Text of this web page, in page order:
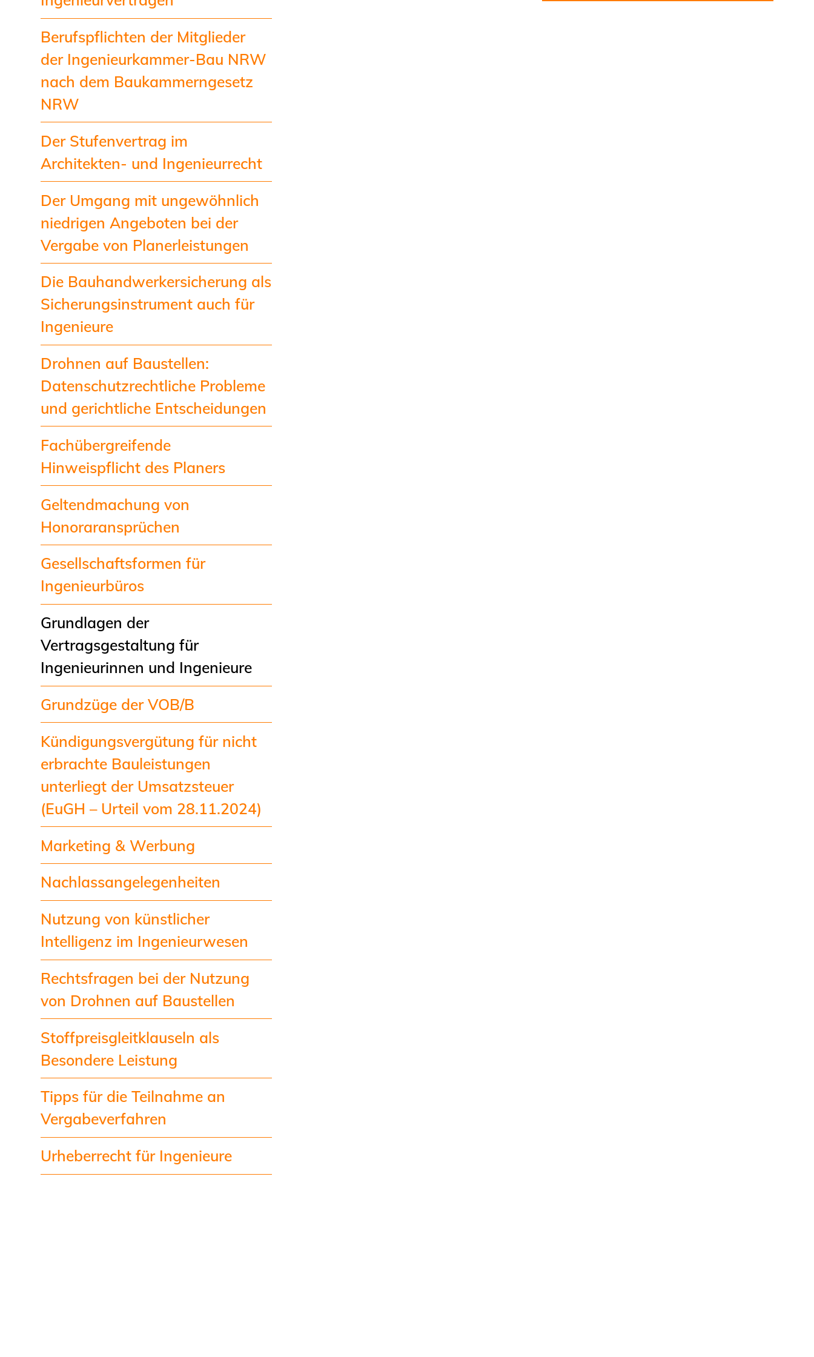
Berufspflichten der Mitglieder
der Ingenieurkammer-Bau NRW
nach dem Baukammerngesetz
NRW
Der Stufenvertrag im
Architekten- und Ingenieurrecht
Der Umgang mit ungewöhnlich
niedrigen Angeboten bei der
Vergabe von Planerleistungen
Die Bauhandwerkersicherung als
Sicherungsinstrument auch für
Ingenieure
Drohnen auf Baustellen:
Datenschutzrechtliche Probleme
und gerichtliche Entscheidungen
Fachübergreifende
Hinweispflicht des Planers
Geltendmachung von
Honoraransprüchen
Gesellschaftsformen für
Ingenieurbüros
Grundlagen der
Vertragsgestaltung für
Ingenieurinnen und Ingenieure
Grundzüge der VOB/B
Kündigungsvergütung für nicht
erbrachte Bauleistungen
unterliegt der Umsatzsteuer
(EuGH – Urteil vom 28.11.2024)
Marketing & Werbung
Nachlassangelegenheiten
Nutzung von künstlicher
Intelligenz im Ingenieurwesen
Rechtsfragen bei der Nutzung
von Drohnen auf Baustellen
Stoffpreisgleitklauseln als
Besondere Leistung
Tipps für die Teilnahme an
Vergabeverfahren
Urheberrecht für Ingenieure